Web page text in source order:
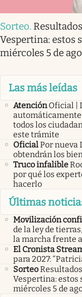
Sorteo.
Vespertina: estos
miércoles 5 de
Las más leídas
Atención Oficial |
automáticamente
todos los
este trámite
OficialPor nueva
obtendrán los
Truco infalible
por qué los
hacerlo
Últimas
Movilización
de la ley de
la marcha frente
El Cronista
para 2027:
Sorteo
Vespertina: estos
miércoles 5 de